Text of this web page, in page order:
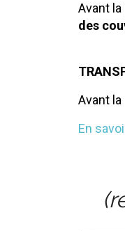
Avant
des
Avant
En